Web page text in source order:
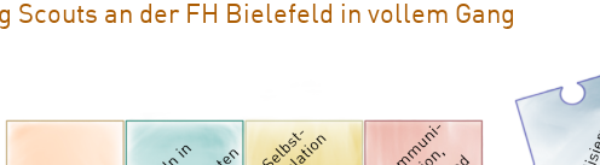
Scouts an der FH Bielefeld in vollem Gang